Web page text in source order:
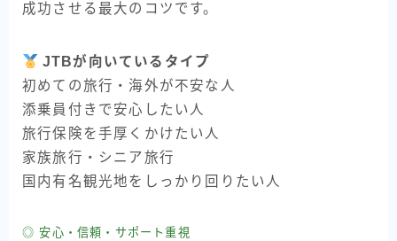
成功させる最大のコツです。
JTBが向いているタイプ
初めての旅行・海外が不安な人
添乗員付きで安心したい人
旅行保険を手厚くかけたい人
家族旅行・シニア旅行
国内有名観光地をしっかり回りたい人
◎ 安心・信頼・サポート重視